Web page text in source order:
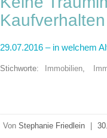
29.07.2016 – in welchem
Stichworte: Immobilien,
Von Stephanie Friedlein